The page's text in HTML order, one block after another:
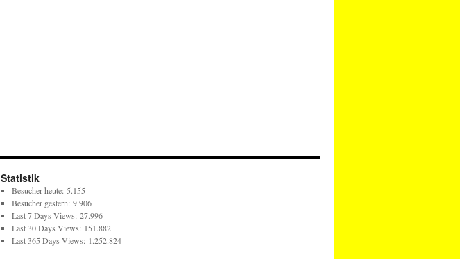
Statistik
Besucher heute: 5.155
Besucher gestern: 9.906
Last 7 Days Views: 27.996
Last 30 Days Views: 151.882
Last 365 Days Views: 1.252.824